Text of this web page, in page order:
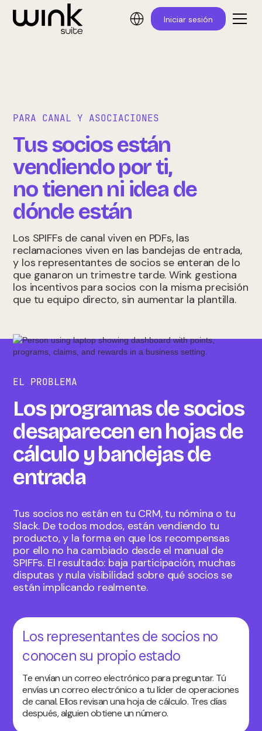
Iniciar sesión
PARA CANAL Y ASOCIACIONES
Tus socios están
vendiendo por ti,
no tienen ni idea de
dónde están
Los SPIFFs de canal viven en PDFs, las
reclamaciones viven en las bandejas de entrada,
y los representantes de socios se enteran de lo
que ganaron un trimestre tarde. Wink gestiona
los incentivos para socios con la misma precisión
que tu equipo directo, sin aumentar la plantilla.
EL PROBLEMA
Los programas de socios
desaparecen en hojas de
cálculo y bandejas de
entrada
Tus socios no están en tu CRM, tu nómina o tu
Slack. De todos modos, están vendiendo tu
producto, y la forma en que los recompensas
por ello no ha cambiado desde el manual de
SPIFFs. El resultado: baja participación, muchas
disputas y nula visibilidad sobre qué socios se
están implicando realmente.
Los representantes de socios no
conocen su propio estado
Te envían un correo electrónico para preguntar. Tú
envías un correo electrónico a tu líder de operaciones
de canal. Ellos revisan una hoja de cálculo. Tres días
después, alguien obtiene un número.